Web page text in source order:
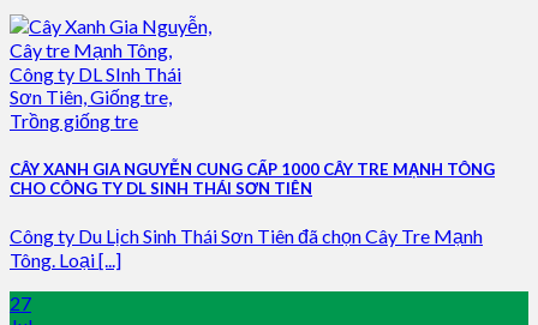
CÂY XANH GIA NGUYỄN CUNG CẤP 1000 CÂY TRE MẠNH TÔNG
CHO CÔNG TY DL SINH THÁI SƠN TIÊN
Công ty Du Lịch Sinh Thái Sơn Tiên đã chọn Cây Tre Mạnh
Tông. Loại [...]
27